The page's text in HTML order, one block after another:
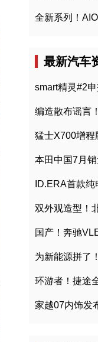
全新系列！
最新汽车
smart精灵#2申
编造散布谣言
猛士X700增程
本田中国7月
ID.ERA首款
双外观造型！
国产！奔驰
为新能源拼了
环游者！捷途
家越07内饰发